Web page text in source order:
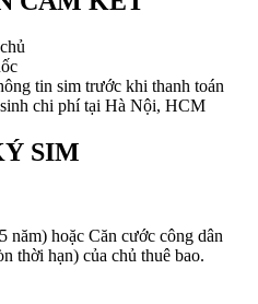
tin sim trước khi thanh toán
chi phí tại Hà Nội, HCM
SIM
hoặc Căn cước công dân
thời hạn) của chủ thuê bao.